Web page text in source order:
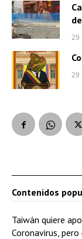
29
29
Contenidos
Taiwán quiere
Coronavirus,